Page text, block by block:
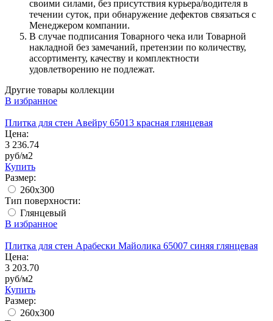
своими силами, без присутствия курьера/водителя в
течении суток, при обнаружение дефектов связаться с
Менеджером компании.
В случае подписания Товарного чека или Товарной
накладной без замечаний, претензии по количеству,
ассортименту, качеству и комплектности
удовлетворению не подлежат.
Другие товары коллекции
В избранное
Плитка для стен Авейру 65013 красная глянцевая
Цена:
3 236.74
руб/м2
Купить
Размер:
260x300
Тип поверхности:
Глянцевый
В избранное
Плитка для стен Арабески Майолика 65007 синяя глянцевая
Цена:
3 203.70
руб/м2
Купить
Размер:
260x300